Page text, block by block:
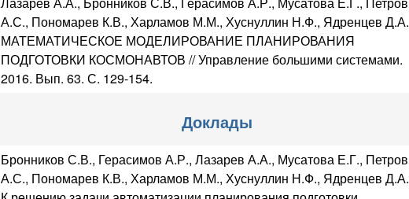
А.С., Пономарев К.В., Харламов М.М., Хуснуллин Н.Ф., Ядренцев Д.А.
МАТЕМАТИЧЕСКОЕ МОДЕЛИРОВАНИЕ ПЛАНИРОВАНИЯ
ПОДГОТОВКИ КОСМОНАВТОВ // Управление большими системами.
2016. Вып. 63. С. 129-154.
Доклады
Бронников С.В., Герасимов А.Р., Лазарев А.А., Мусатова Е.Г., Петров
А.С., Пономарев К.В., Харламов М.М., Хуснуллин Н.Ф., Ядренцев Д.А.